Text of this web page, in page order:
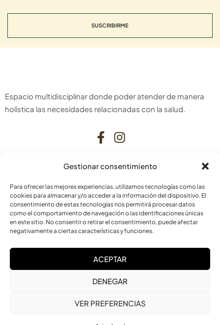
Gestionar consentimiento
Para ofrecer las mejores experiencias, utilizamos tecnologías como las
cookies para almacenar y/o acceder a la información del dispositivo. El
consentimiento de estas tecnologías nos permitirá procesar datos
como el comportamiento de navegación o las identificaciones únicas
en este sitio. No consentir o retirar el consentimiento, puede afectar
negativamente a ciertas características y funciones.
ACEPTAR
DENEGAR
VER PREFERENCIAS
SUSCRIBIRME
Espacio multidisciplinar donde poder atender de manera
holística las necesidades relacionadas con la salud.
C. Bardenas Reales, 11, bajo
31006 Pamplona
Navarra